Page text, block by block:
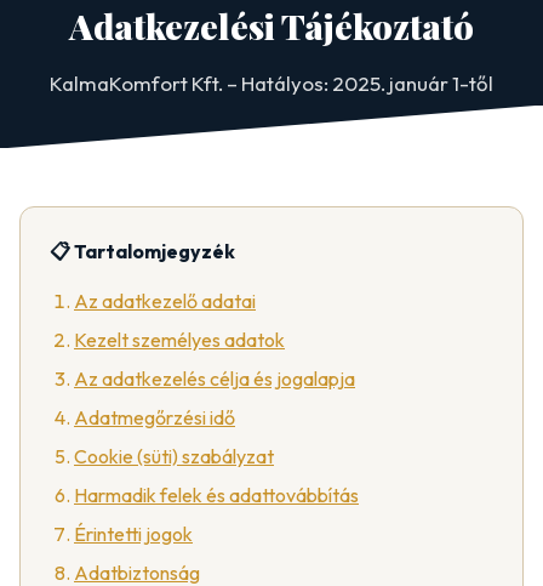
Adatkezelési Tájékoztató
KalmaKomfort Kft. – Hatályos: 2025. január 1-től
📋 Tartalomjegyzék
Az adatkezelő adatai
Kezelt személyes adatok
Az adatkezelés célja és jogalapja
Adatmegőrzési idő
Cookie (süti) szabályzat
Harmadik felek és adattovábbítás
Érintetti jogok
Adatbiztonság